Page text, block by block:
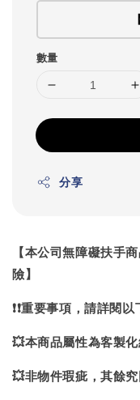
數量
分享
【本公司無障礙扶手
險】
❗❗重要事項，請詳閱以
💥本商品屬性為客製
💥非物件瑕疵，其餘